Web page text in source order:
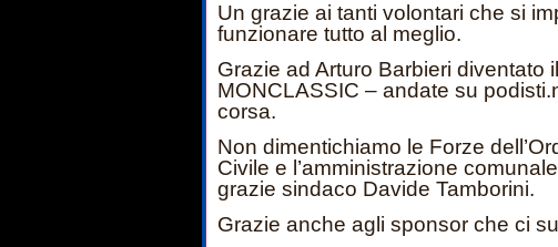
Un grazie ai tanti volontari che si
funzionare tutto al meglio.
Grazie ad Arturo Barbieri diventato
MONCLASSIC – andate su
corsa.
Non dimentichiamo le Forze
Civile e l’amministrazione
grazie sindaco Davide Tamborini.
Grazie anche agli sponsor che ci